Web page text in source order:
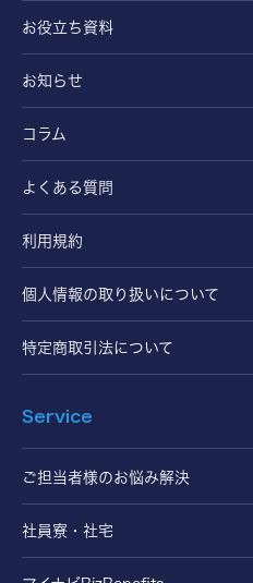
お役立ち資料
お知らせ
コラム
よくある質問
利用規約
個人情報の取り扱いについて
特定商取引法について
Service
ご担当者様のお悩み解決
社員寮・社宅